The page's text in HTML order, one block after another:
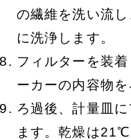
の繊維を洗い流
に洗浄します。
フィルターを装
ーカーの内容物を
ろ過後、計量皿
ます。乾燥は